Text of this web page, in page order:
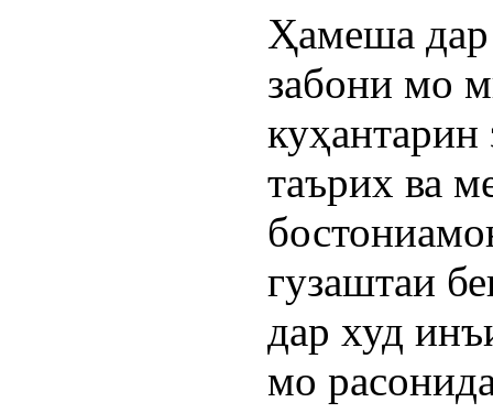
Ҳамеша
забони мо
куҳантарин
таърих ва
гузаштаи
дар худ
мо